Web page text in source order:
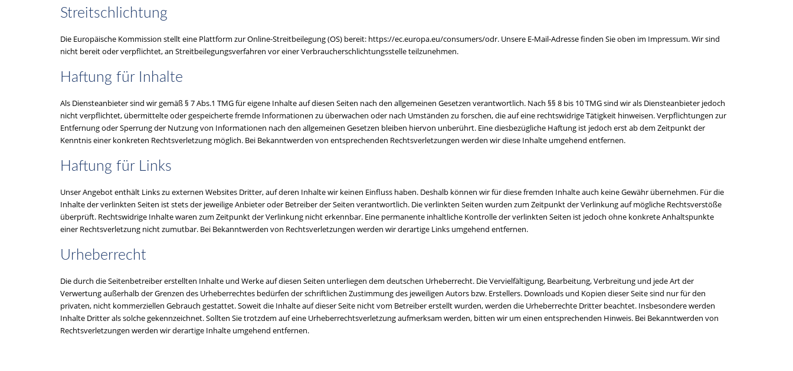
Streitschlichtung
Die Europäische Kommission stellt eine Plattform zur Online-Streitbeilegung (OS) bereit: https://ec.europa.eu/consumers/odr. Unsere E-Mail-Adresse finden Sie oben im Impressum. Wir sind
nicht bereit oder verpflichtet, an Streitbeilegungsverfahren vor einer Verbraucherschlichtungsstelle teilzunehmen.
Haftung für Inhalte
Als Diensteanbieter sind wir gemäß § 7 Abs.1 TMG für eigene Inhalte auf diesen Seiten nach den allgemeinen Gesetzen verantwortlich. Nach §§ 8 bis 10 TMG sind wir als Diensteanbieter jedoch
nicht verpflichtet, übermittelte oder gespeicherte fremde Informationen zu überwachen oder nach Umständen zu forschen, die auf eine rechtswidrige Tätigkeit hinweisen. Verpflichtungen zur
Entfernung oder Sperrung der Nutzung von Informationen nach den allgemeinen Gesetzen bleiben hiervon unberührt. Eine diesbezügliche Haftung ist jedoch erst ab dem Zeitpunkt der
Kenntnis einer konkreten Rechtsverletzung möglich. Bei Bekanntwerden von entsprechenden Rechtsverletzungen werden wir diese Inhalte umgehend entfernen.
Haftung für Links
Unser Angebot enthält Links zu externen Websites Dritter, auf deren Inhalte wir keinen Einfluss haben. Deshalb können wir für diese fremden Inhalte auch keine Gewähr übernehmen. Für die
Inhalte der verlinkten Seiten ist stets der jeweilige Anbieter oder Betreiber der Seiten verantwortlich. Die verlinkten Seiten wurden zum Zeitpunkt der Verlinkung auf mögliche Rechtsverstöße
überprüft. Rechtswidrige Inhalte waren zum Zeitpunkt der Verlinkung nicht erkennbar. Eine permanente inhaltliche Kontrolle der verlinkten Seiten ist jedoch ohne konkrete Anhaltspunkte
einer Rechtsverletzung nicht zumutbar. Bei Bekanntwerden von Rechtsverletzungen werden wir derartige Links umgehend entfernen.
Urheberrecht
Die durch die Seitenbetreiber erstellten Inhalte und Werke auf diesen Seiten unterliegen dem deutschen Urheberrecht. Die Vervielfältigung, Bearbeitung, Verbreitung und jede Art der
Verwertung außerhalb der Grenzen des Urheberrechtes bedürfen der schriftlichen Zustimmung des jeweiligen Autors bzw. Erstellers. Downloads und Kopien dieser Seite sind nur für den
privaten, nicht kommerziellen Gebrauch gestattet. Soweit die Inhalte auf dieser Seite nicht vom Betreiber erstellt wurden, werden die Urheberrechte Dritter beachtet. Insbesondere werden
Inhalte Dritter als solche gekennzeichnet. Sollten Sie trotzdem auf eine Urheberrechtsverletzung aufmerksam werden, bitten wir um einen entsprechenden Hinweis. Bei Bekanntwerden von
Rechtsverletzungen werden wir derartige Inhalte umgehend entfernen.